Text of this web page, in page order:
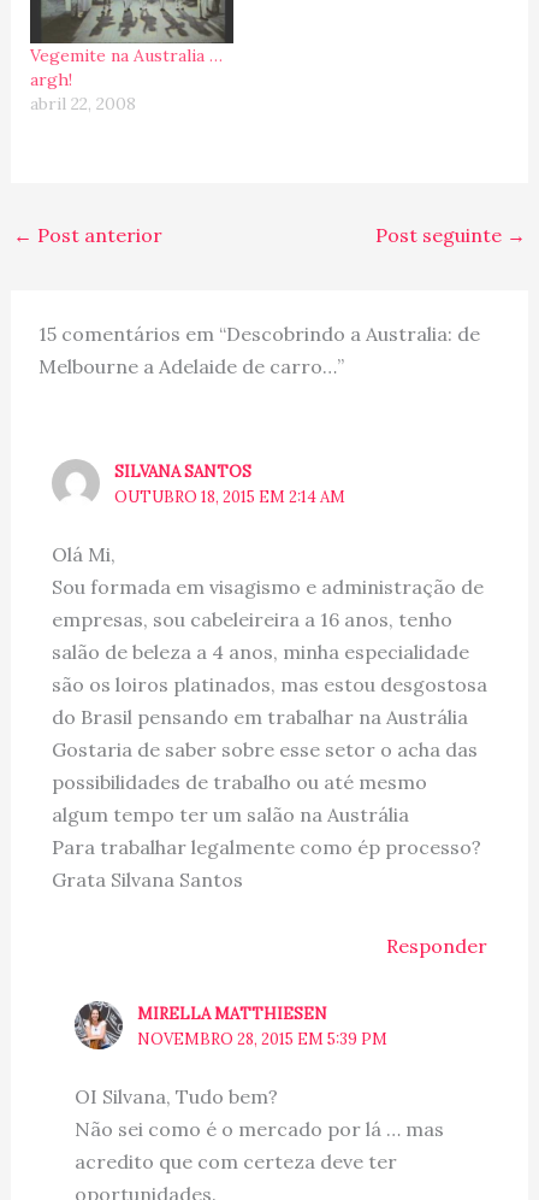
Vegemite na Australia …
argh!
abril 22, 2008
← Post anterior Post seguinte →
15 comentários em “Descobrindo a Australia: de
Melbourne a Adelaide de carro…”
SILVANA SANTOS
OUTUBRO 18, 2015 EM 2:14 AM
Olá Mi,
Sou formada em visagismo e administração de
empresas, sou cabeleireira a 16 anos, tenho
salão de beleza a 4 anos, minha especialidade
são os loiros platinados, mas estou desgostosa
do Brasil pensando em trabalhar na Austrália
Gostaria de saber sobre esse setor o acha das
possibilidades de trabalho ou até mesmo
algum tempo ter um salão na Austrália
Para trabalhar legalmente como ép processo?
Grata Silvana Santos
Responder
MIRELLA MATTHIESEN
NOVEMBRO 28, 2015 EM 5:39 PM
OI Silvana, Tudo bem?
Não sei como é o mercado por lá … mas
acredito que com certeza deve ter
oportunidades.